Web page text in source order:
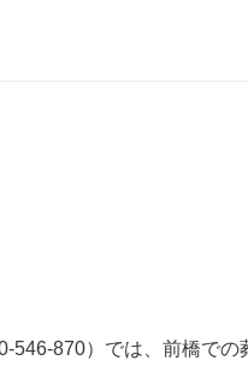
546-870）では、前橋で